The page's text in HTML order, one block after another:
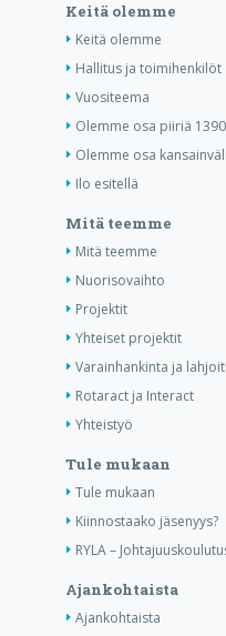
Keitä olemme
Keitä olemme
Hallitus ja toimihenkilöt
Vuositeema
Olemme osa piiriä 1390
Olemme osa
Ilo esitellä
Mitä teemme
Mitä teemme
Nuorisovaihto
Projektit
Yhteiset projektit
Varainhankinta ja
Rotaract ja Interact
Yhteistyö
Tule mukaan
Tule mukaan
Kiinnostaako jäsenyys?
RYLA –
Ajankohtaista
Ajankohtaista